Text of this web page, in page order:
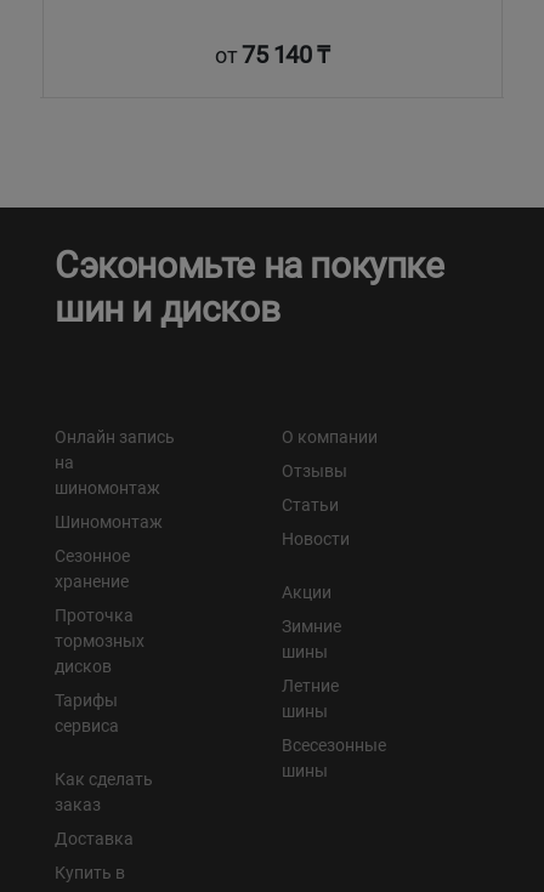
от75 140 ₸
Сэкономьте на покупке
шин и дисков
Онлайн запись
на
шиномонтаж
Шиномонтаж
Сезонное
хранение
Проточка
тормозных
дисков
Тарифы
сервиса
Как сделать
заказ
Доставка
Купить в
О компании
Отзывы
Статьи
Новости
Акции
Зимние
шины
Летние
шины
Всесезонные
шины